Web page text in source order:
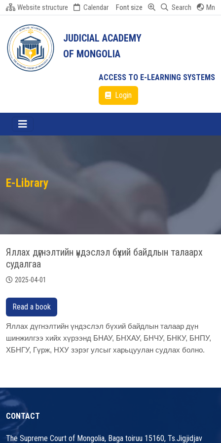
Website structure Calendar Font size Search Mn
JUDICIAL ACADEMY
OF MONGOLIA
ACCESS TO E-LEARNING SYSTEMS
Login
E-Library
Яллах дүгнэлтийн үндэслэл бүхий байдлын талаарх
судалгаа
2025-04-01
Read a book
Яллах дүгнэлтийн үндэслэл бүхий байдлын талаар дүн
шинжилгээ хийх хүрээнд БНАУ, БНХАУ, БНЧУ, БНКУ, БНПУ,
ХБНГУ, Гүрж, НХУ зэрэг улсыг харьцуулан судлах болно.
CONTACT
The Supreme Court of Mongolia, Baga toiruu 15160, Ts.Jigjidjav